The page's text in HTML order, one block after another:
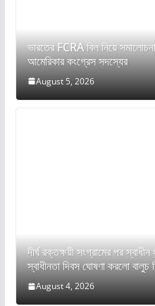
ভারতের FCRA বিল নিয়ে
আমেরিকার কংগ্রেস সদস্যের
August 5, 2026
দীর্ঘ রক্তক্ষয়ী সংগ্রামের পর
স্বাধীনতা দিবস ঘোষণা করলো বালুচ
August 4, 2026